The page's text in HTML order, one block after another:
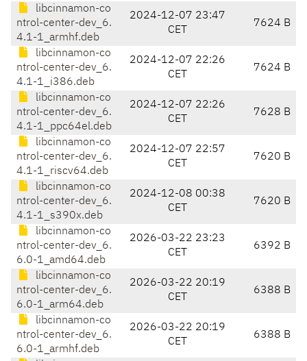
libcinnamon-co
ntrol-center-dev_6.
4.1-1_armhf.deb
2024-12-07 23:47
CET
7624 B
libcinnamon-co
ntrol-center-dev_6.
4.1-1_i386.deb
2024-12-07 22:26
CET
7624 B
libcinnamon-co
ntrol-center-dev_6.
4.1-1_ppc64el.deb
2024-12-07 22:26
CET
7628 B
libcinnamon-co
ntrol-center-dev_6.
4.1-1_riscv64.deb
2024-12-07 22:57
CET
7620 B
libcinnamon-co
ntrol-center-dev_6.
4.1-1_s390x.deb
2024-12-08 00:38
CET
7620 B
libcinnamon-co
ntrol-center-dev_6.
6.0-1_amd64.deb
2026-03-22 23:23
CET
6392 B
libcinnamon-co
ntrol-center-dev_6.
6.0-1_arm64.deb
2026-03-22 20:19
CET
6388 B
libcinnamon-co
ntrol-center-dev_6.
6.0-1_armhf.deb
2026-03-22 20:19
CET
6388 B